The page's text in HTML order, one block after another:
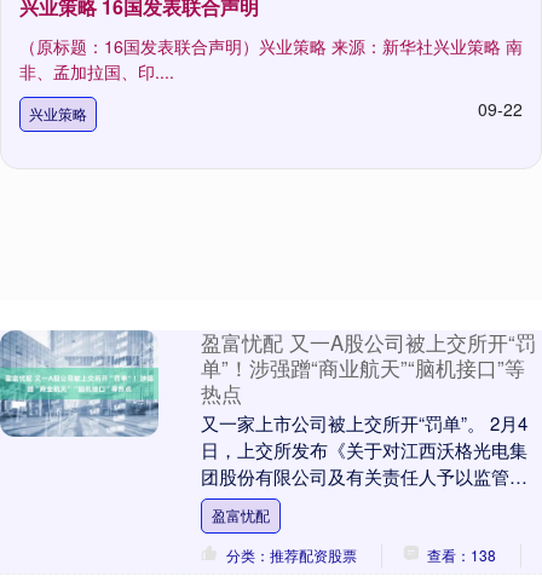
兴业策略 16国发表联合声明
（原标题：16国发表联合声明）兴业策略 来源：新华社兴业策略 南
非、孟加拉国、印....
兴业策略 09-22
盈富忧配 又一A股公司被上交所开“罚
单”！涉强蹭“商业航天”“脑机接口”等
热点
又一家上市公司被上交所开“罚单”。 2月4
日，上交所发布《关于对江西沃格光电集
团股份有限公司及有关责任人予以监管警
示的决定书》，对沃格光电及时任董事会
秘书予以监....
盈富忧配
分类：推荐配资股票
查看：138